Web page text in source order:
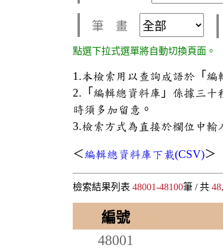
筆 畫
點選下拉式選單將自動切換頁面。
1.本檢索用以查詢成語於「編
2.「編輯總資料庫」係據三
時須多加留意。
3.檢索方式為直接於欄位中輸
＜編輯總資料庫下載(CSV)＞
檢索結果列表 48001-48100筆 / 共
編號
48001